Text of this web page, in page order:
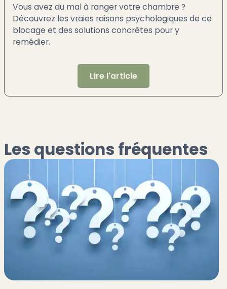
Vous avez du mal à ranger votre chambre ?
Découvrez les vraies raisons psychologiques de ce
blocage et des solutions concrètes pour y
remédier.
Lire l'article
Les questions fréquentes